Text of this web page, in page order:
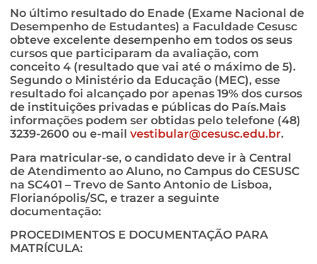
No último resultado do Enade (Exame Nacional de
Desempenho de Estudantes) a Faculdade Cesusc
obteve excelente desempenho em todos os seus
cursos que participaram da avaliação, com
conceito 4 (resultado que vai até o máximo de 5).
Segundo o Ministério da Educação (MEC), esse
resultado foi alcançado por apenas 19% dos cursos
de instituições privadas e públicas do País.Mais
informações podem ser obtidas pelo telefone (48)
3239-2600 ou e-mail vestibular@cesusc.edu.br.
Para matricular-se, o candidato deve ir à Central
de Atendimento ao Aluno, no Campus do CESUSC
na SC401 – Trevo de Santo Antonio de Lisboa,
Florianópolis/SC, e trazer a seguinte
documentação:
PROCEDIMENTOS E DOCUMENTAÇÃO PARA
MATRÍCULA: